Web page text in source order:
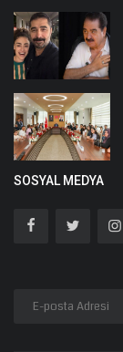
SOSYAL MEDYA